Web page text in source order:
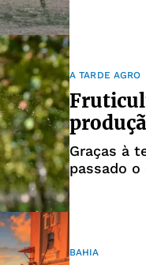
A TARDE AGRO
Graças à
passado
BAHIA